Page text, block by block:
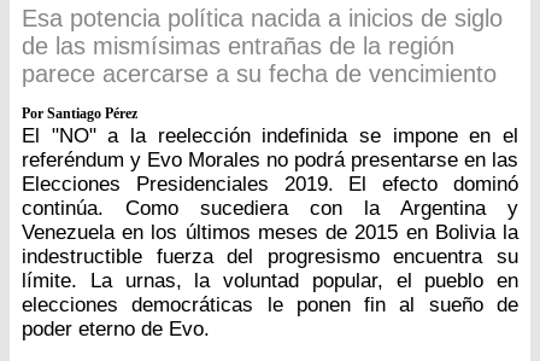
Esa potencia política nacida a inicios de siglo
de las mismísimas entrañas de la región
parece acercarse a su fecha de vencimiento
Por Santiago Pérez
El "NO" a la reelección indefinida se impone en el
referéndum y Evo Morales no podrá presentarse en las
Elecciones Presidenciales 2019. El efecto dominó
continúa. Como sucediera con la Argentina y
Venezuela en los últimos meses de 2015 en Bolivia la
indestructible fuerza del progresismo encuentra su
límite. La urnas, la voluntad popular, el pueblo en
elecciones democráticas le ponen fin al sueño de
poder eterno de Evo.